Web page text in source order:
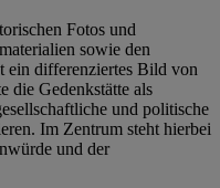
Fotos und
sowie den
ein differenziertes Bild von
die Gedenkstätte als
und politische
Im Zentrum steht hierbei
und der